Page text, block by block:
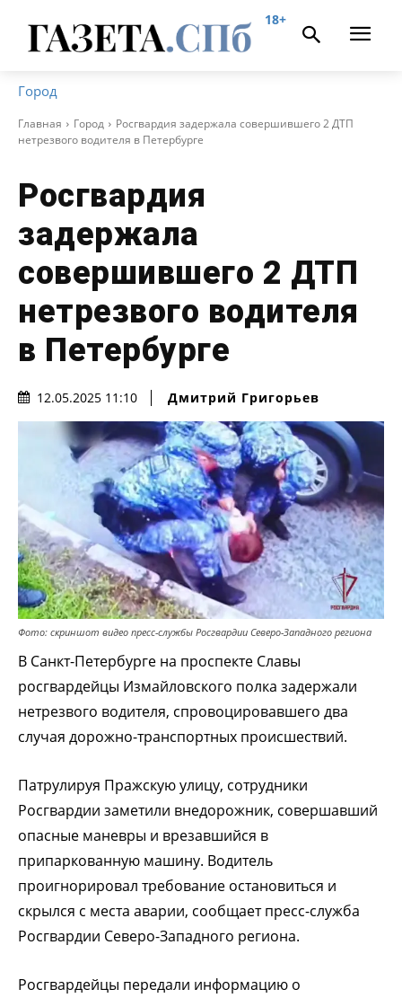
18+
Город
Главная Город
Росгвардия задержала совершившего 2 ДТП
нетрезвого водителя в Петербурге
Росгвардия
задержала
совершившего 2 ДТП
нетрезвого водителя
в Петербурге
12.05.2025 11:10 Дмитрий Григорьев
Фото: скриншот видео пресс-службы Росгвардии Северо-Западного региона
В Санкт-Петербурге на проспекте Славы
росгвардейцы Измайловского полка задержали
нетрезвого водителя, спровоцировавшего два
случая дорожно-транспортных происшествий.
Патрулируя Пражскую улицу, сотрудники
Росгвардии заметили внедорожник, совершавший
опасные маневры и врезавшийся в
припаркованную машину. Водитель
проигнорировал требование остановиться и
скрылся с места аварии, сообщает пресс-служба
Росгвардии Северо-Западного региона.
Росгвардейцы передали информацию о